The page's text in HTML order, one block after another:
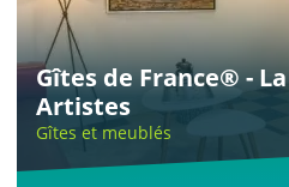
Gîtes de France® -
Artistes
Gîtes et meublés